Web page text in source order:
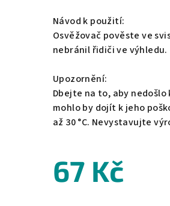
Návod k použití:
Osvěžovač pověste ve
nebránil řidiči ve výhledu.
Upozornění:
Dbejte na to, aby
mohlo by dojít k jeho
až 30 °C. Nevystavujte
67 Kč